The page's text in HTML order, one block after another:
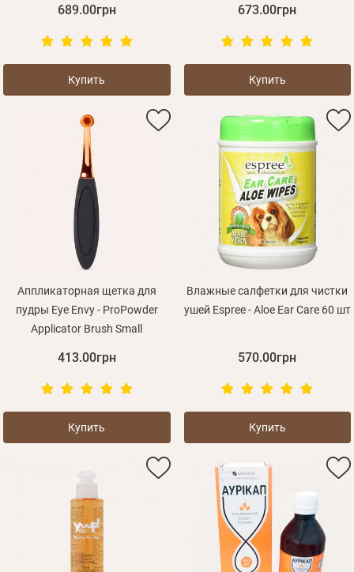
689.00грн
Купить
673.00грн
Купить
Аппликаторная щетка для
пудры Eye Envy - ProPowder
Applicator Brush Small
413.00грн
Купить
Влажные салфетки для чистки
ушей Espree - Aloe Ear Care 60 шт
570.00грн
Купить